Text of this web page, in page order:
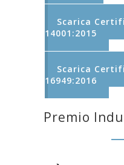
Scarica
14001:2015
Scarica
16949:2016
Premio